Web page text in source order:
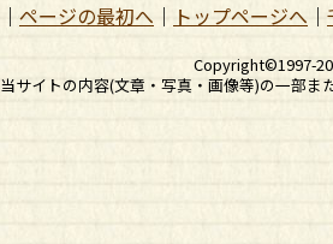
｜ ページの最初へ ｜ トップページへ ｜
Copyright©1997-
当サイトの内容(文章・写真・画像等)の一部